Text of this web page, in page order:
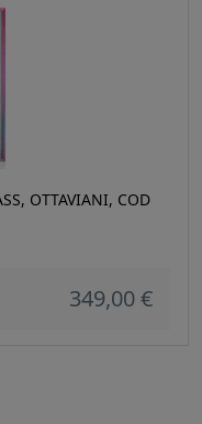
OTTAVIANI, COD
349,00 €